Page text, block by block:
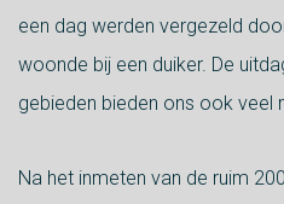
een dag werden vergezeld
woonde bij een duiker. De
gebieden bieden ons ook veel
Na het inmeten van de ruim